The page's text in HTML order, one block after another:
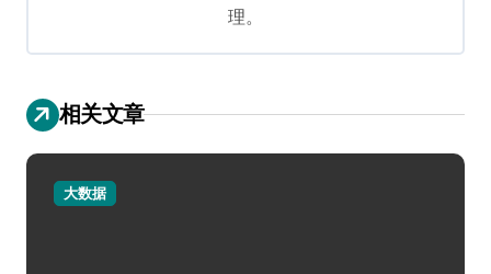
理。
相关文章
大数据